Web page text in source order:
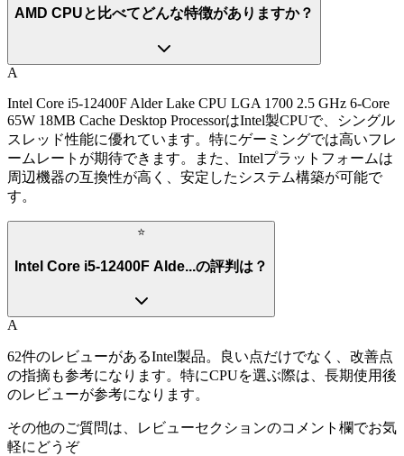
AMD CPUと比べてどんな特徴がありますか？
A
Intel Core i5-12400F Alder Lake CPU LGA 1700 2.5 GHz 6-Core
65W 18MB Cache Desktop ProcessorはIntel製CPUで、シングル
スレッド性能に優れています。特にゲーミングでは高いフレ
ームレートが期待できます。また、Intelプラットフォームは
周辺機器の互換性が高く、安定したシステム構築が可能で
す。
⭐
Intel Core i5-12400F Alde...の評判は？
A
62件のレビューがあるIntel製品。良い点だけでなく、改善点
の指摘も参考になります。特にCPUを選ぶ際は、長期使用後
のレビューが参考になります。
その他のご質問は、レビューセクションのコメント欄でお気
軽にどうぞ